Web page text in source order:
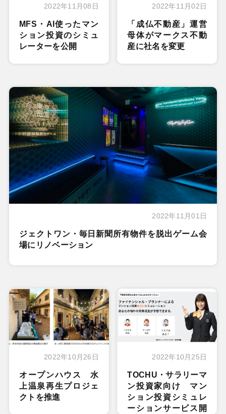
2022年11月08日
MFS・AI使ったマン
ション投資のシミュ
レーターを公開
2022年11月02日
「成仏不動産」運営
母体がマークス不動
産に社名を変更
2022年11月01日
ジェクトワン・毎日新聞所有物件を脱出ゲーム会
場にリノベーション
2022年10月26日
オープンハウス 水
上温泉再生プロジェ
クトを推進
2022年10月25日
TOCHU・サラリーマ
ン投資家向け マン
ション投資シミュレ
ーションサービス開